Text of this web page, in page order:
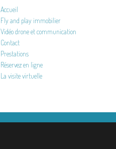
Accueil
Fly and play immobilier
Vidéo drone et communication
Contact
Prestations
Réservez en ligne
La visite virtuelle